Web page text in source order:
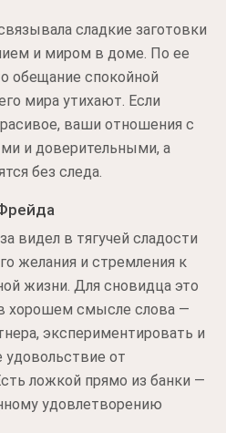
сладкие заготовки
и миром в доме. По ее
обещание спокойной
мира утихают. Если
ваши отношения с
и доверительными, а
без следа.
видел в тягучей сладости
желания и стремления к
жизни. Для сновидца это
хорошем смысле слова —
экспериментировать и
удовольствие от
ложкой прямо из банки —
удовлетворению